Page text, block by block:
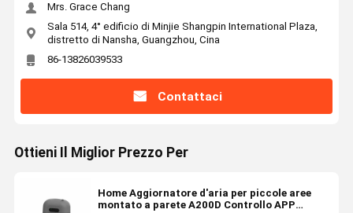
Mrs. Grace Chang
Sala 514, 4° edificio di Minjie Shangpin International Plaza,
distretto di Nansha, Guangzhou, Cina
86-13826039533
Contattaci
Ottieni Il Miglior Prezzo Per
Home Aggiornatore d'aria per piccole aree
montato a parete A200D Controllo APP